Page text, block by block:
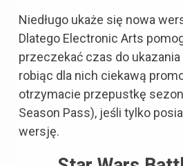
Niedługo ukaże się nowa
Dlatego Electronic Arts
przeczekać czas do
robiąc dla nich ciekawą
otrzymacie przepustkę
Season Pass), jeśli tylko
wersję.